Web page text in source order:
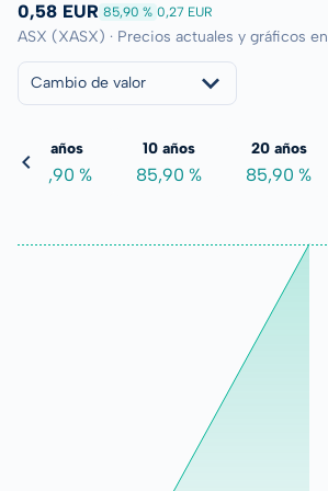
0,58 EUR 85,90 % 0,27 EUR
ASX (XASX) · Precios actuales y gráficos en
Cambio de valor
5 años
85,90 %
10 años
85,90 %
20 años
85,90 %